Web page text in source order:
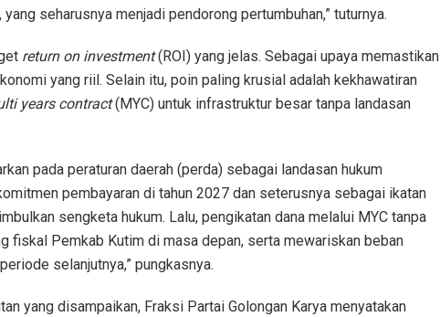
seharusnya menjadi pendorong pertumbuhan,” tuturnya.
return on investment(ROI) yang jelas. Sebagai upaya memastikan
yang riil. Selain itu, poin paling krusial adalah kekhawatiran
years contract(MYC) untuk infrastruktur besar tanpa landasan
pada peraturan daerah (perda) sebagai landasan hukum
pembayaran di tahun 2027 dan seterusnya sebagai ikatan
sengketa hukum. Lalu, pengikatan dana melalui MYC tanpa
fiskal Pemkab Kutim di masa depan, serta mewariskan beban
selanjutnya,” pungkasnya.
yang disampaikan, Fraksi Partai Golongan Karya menyatakan